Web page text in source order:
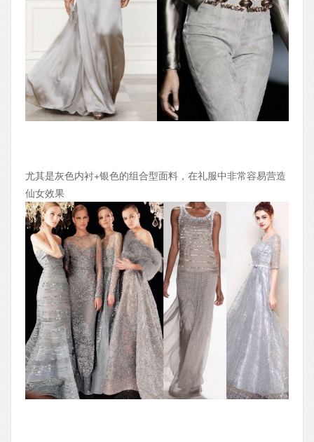
尤其是灰色内衬+银色的组合型面料，在礼服中非常容易营造
仙女效果